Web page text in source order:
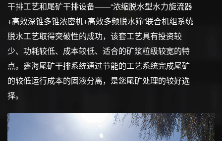
干排工艺和尾矿干排设备——“浓缩脱水型水力旋流器
+高效深锥多锥浓密机+高效多频脱水筛”联合机组系统
脱水工艺取得突破性的成功，该套工艺具有投资较
少、功耗较低、成本较低、适合的矿浆粒级较宽的特
点。鑫海尾矿干排系统通过节能的工艺系统完成尾矿
的较低运行成本的固液分离，是您尾矿处理的较好选
择。